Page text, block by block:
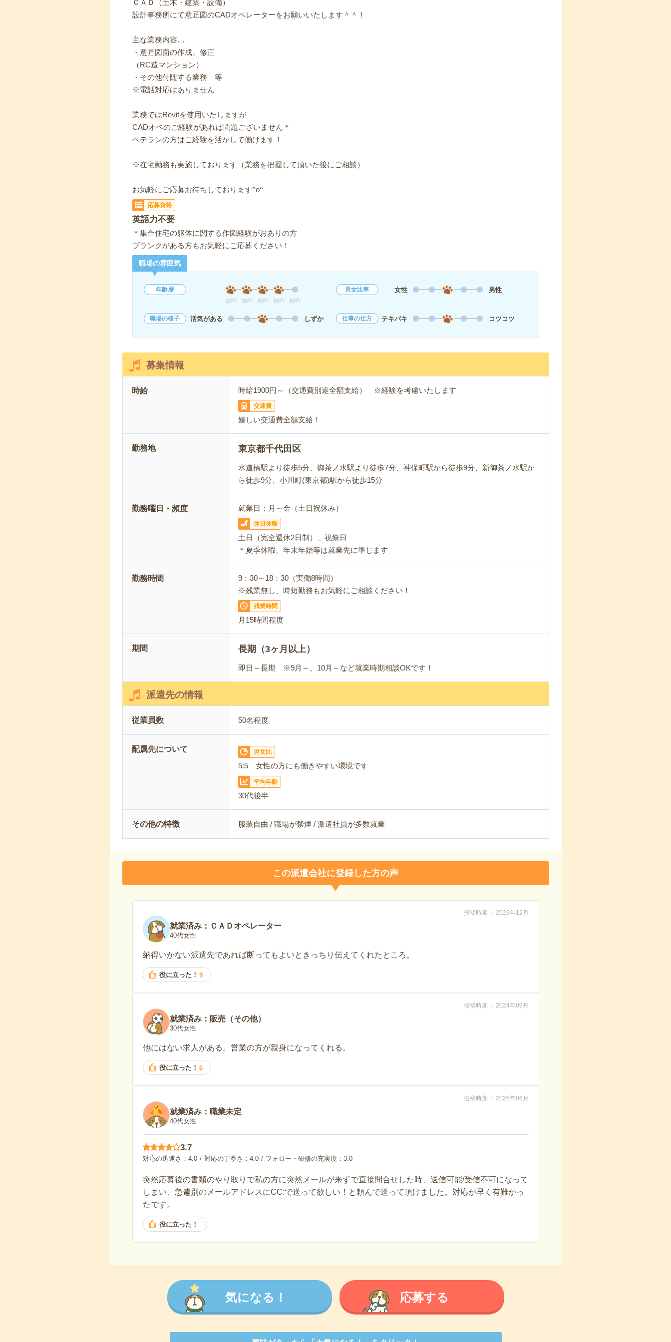
ＣＡＤ（土木・建築・設備）
設計事務所にて意匠図のCADオペレーターをお願いいたします＾＾！
主な業務内容…
・意匠図面の作成、修正
（RC造マンション）
・その他付随する業務 等
※電話対応はありません
業務ではRevitを使用いたしますが
CADオペのご経験があれば問題ございません＊
ベテランの方はご経験を活かして働けます！
※在宅勤務も実施しております（業務を把握して頂いた後にご相談）
お気軽にご応募お待ちしております^o^
応募資格
英語力不要
＊集合住宅の躯体に関する作図経験がおありの方
ブランクがある方もお気軽にご応募ください！
職場の雰囲気
年齢層
20代 30代 40代 50代 60代
男女比率 女性 男性
職場の様子 活気がある しずか 仕事の仕方 テキパキ コツコツ
募集情報
時給 時給1900円～（交通費別途全額支給） ※経験を考慮いたします
交通費
嬉しい交通費全額支給！
勤務地 東京都千代田区
水道橋駅より徒歩5分、御茶ノ水駅より徒歩7分、神保町駅から徒歩9分、新御茶ノ水駅か
ら徒歩9分、小川町(東京都)駅から徒歩15分
勤務曜日・頻度 就業日：月～金（土日祝休み）
休日休暇
土日（完全週休2日制）、祝祭日
＊夏季休暇、年末年始等は就業先に準じます
勤務時間
9：30～18：30（実働8時間）
※残業無し、時短勤務もお気軽にご相談ください！
残業時間
月15時間程度
期間 長期（3ヶ月以上）
即日～長期 ※9月～、10月～など就業時期相談OKです！
派遣先の情報
従業員数 50名程度
配属先について 男女比
5:5 女性の方にも働きやすい環境です
平均年齢
30代後半
その他の特徴 服装自由 / 職場が禁煙 / 派遣社員が多数就業
この派遣会社に登録した方の声
投稿時期 2023年12月
就業済み：ＣＡＤオペレーター
40代女性
納得いかない派遣先であれば断ってもよいときっちり伝えてくれたところ。
役に立った！ 9
投稿時期 2024年09月
就業済み：販売（その他）
30代女性
他にはない求人がある。営業の方が親身になってくれる。
役に立った！ 6
投稿時期 2026年06月
就業済み：職業未定
40代女性
3.7
対応の迅速さ 4.0 対応の丁寧さ 4.0 フォロー・研修の充実度 3.0
突然応募後の書類のやり取りで私の方に突然メールが来ずで直接問合せした時、送信可能/受信不可になって
しまい、急遽別のメールアドレスにCC:で送って欲しい！と頼んで送って頂けました。対応が早く有難かっ
たです。
役に立った！
気になる！ 応募する